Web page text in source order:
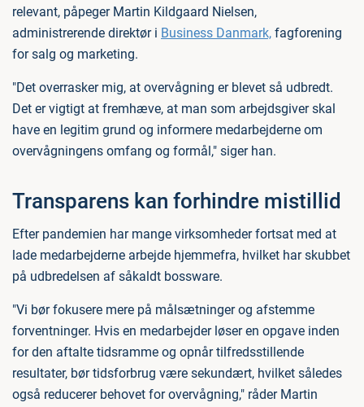
relevant, påpeger Martin Kildgaard Nielsen,
administrerende direktør i Business Danmark, fagforening
for salg og marketing.
"Det overrasker mig, at overvågning er blevet så udbredt.
Det er vigtigt at fremhæve, at man som arbejdsgiver skal
have en legitim grund og informere medarbejderne om
overvågningens omfang og formål," siger han.
Transparens kan forhindre mistillid
Efter pandemien har mange virksomheder fortsat med at
lade medarbejderne arbejde hjemmefra, hvilket har skubbet
på udbredelsen af såkaldt bossware.
"Vi bør fokusere mere på målsætninger og afstemme
forventninger. Hvis en medarbejder løser en opgave inden
for den aftalte tidsramme og opnår tilfredsstillende
resultater, bør tidsforbrug være sekundært, hvilket således
også reducerer behovet for overvågning," råder Martin